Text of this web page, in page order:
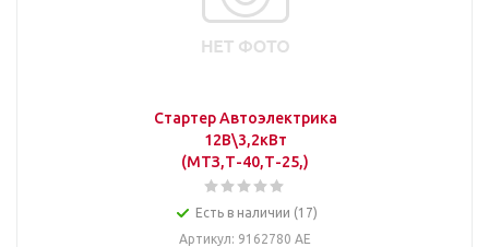
Стартер Автоэлектрика
12В\3,2кВт
(МТЗ,Т-40,Т-25,)
Есть в наличии (17)
Артикул: 9162780 АЕ